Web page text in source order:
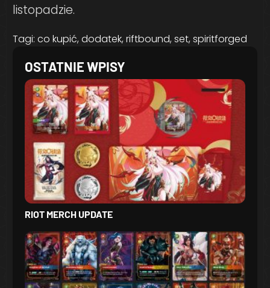
listopadzie.
Tagi: co kupić, dodatek, riftbound, set, spiritforged
OSTATNIE WPISY
RIOT MERCH UPDATE